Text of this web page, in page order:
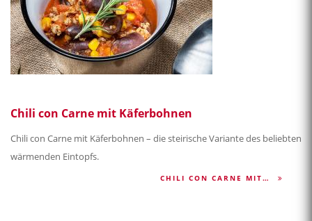
Chili con Carne mit Käferbohnen
Chili con Carne mit Käferbohnen – die steirische Variante des beliebten
wärmenden Eintopfs.
CHILI CON CARNE MIT…